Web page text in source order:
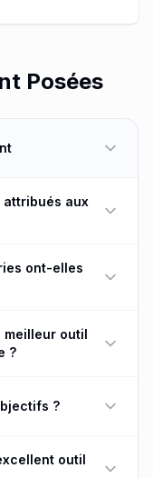
Posées
attribués aux
ont-elles
meilleur outil
?
?
outil